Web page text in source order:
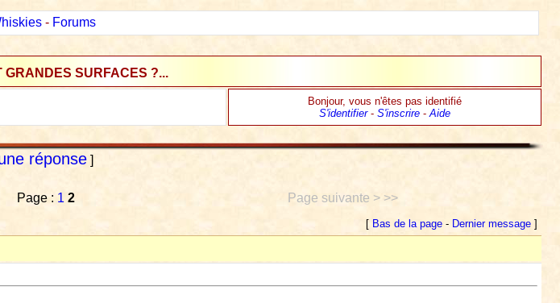
- Forums
GRANDES SURFACES ?...
Bonjour, vous n'êtes pas identifié
S'identifier- S'inscrire-Aide
réponse]
Page : 1 2 Page suivante > >>
[ Bas de la page- Dernier message]